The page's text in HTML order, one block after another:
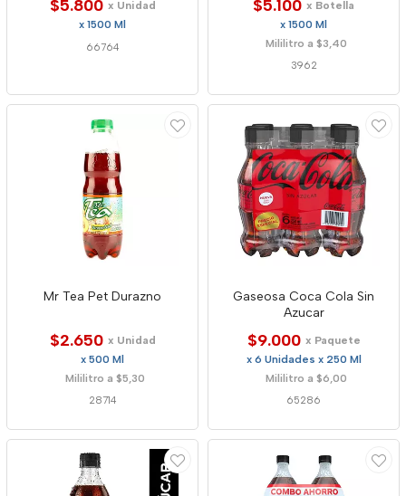
$5.800 x Unidad
x 1500 Ml
66764
$5.100 x Botella
x 1500 Ml
Mililitro a $3,40
3962
Mr Tea Pet Durazno
$2.650 x Unidad
x 500 Ml
Mililitro a $5,30
28714
Gaseosa Coca Cola Sin
Azucar
$9.000 x Paquete
x 6 Unidades x 250 Ml
Mililitro a $6,00
65286